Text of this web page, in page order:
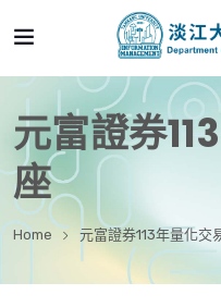
元富證券
座
Home 元富證券113年量化交